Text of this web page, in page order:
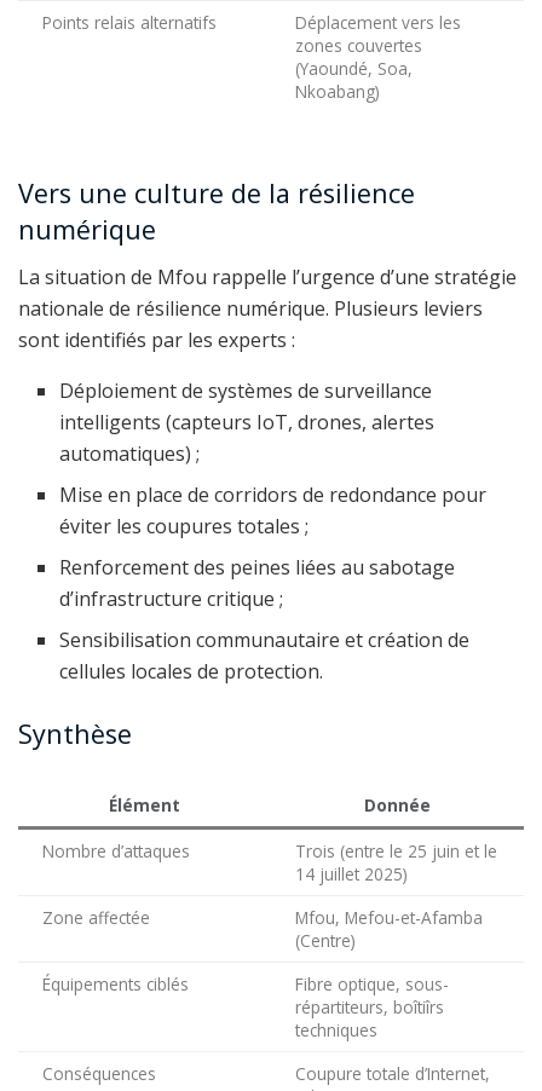
Points relais alternatifs
Déplacement vers les
zones couvertes
(Yaoundé, Soa,
Nkoabang)
Vers une culture de la résilience
numérique
La situation de Mfou rappelle l’urgence d’une stratégie
nationale de résilience numérique. Plusieurs leviers
sont identifiés par les experts :
Déploiement de systèmes de surveillance
intelligents (capteurs IoT, drones, alertes
automatiques) ;
Mise en place de corridors de redondance pour
éviter les coupures totales ;
Renforcement des peines liées au sabotage
d’infrastructure critique ;
Sensibilisation communautaire et création de
cellules locales de protection.
Synthèse
Élément
Donnée
Nombre d’attaques
Trois (entre le 25 juin et le
14 juillet 2025)
Zone affectée
Mfou, Mefou-et-Afamba
(Centre)
Équipements ciblés
Fibre optique, sous-
répartiteurs, boîtiîrs
techniques
Conséquences
Coupure totale d’Internet,